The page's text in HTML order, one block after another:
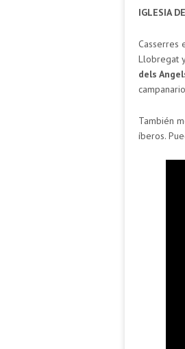
IGLESIA
Casserres
Llobregat
dels
También
íberos.